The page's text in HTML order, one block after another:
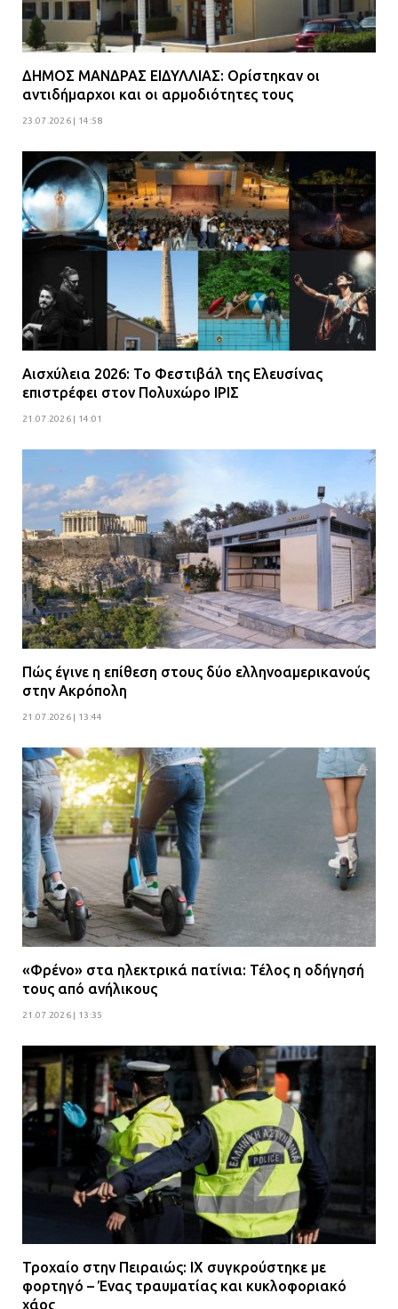
ΔΗΜΟΣ ΜΑΝΔΡΑΣ ΕΙΔΥΛΛΙΑΣ: Ορίστηκαν οι
αντιδήμαρχοι και οι αρμοδιότητες τους
23.07.2026 | 14:58
Αισχύλεια 2026: Το Φεστιβάλ της Ελευσίνας
επιστρέφει στον Πολυχώρο ΙΡΙΣ
21.07.2026 | 14:01
Πώς έγινε η επίθεση στους δύο ελληνοαμερικανούς
στην Ακρόπολη
21.07.2026 | 13:44
«Φρένο» στα ηλεκτρικά πατίνια: Τέλος η οδήγησή
τους από ανήλικους
21.07.2026 | 13:35
Τροχαίο στην Πειραιώς: ΙΧ συγκρούστηκε με
φορτηγό – Ένας τραυματίας και κυκλοφοριακό
χάος